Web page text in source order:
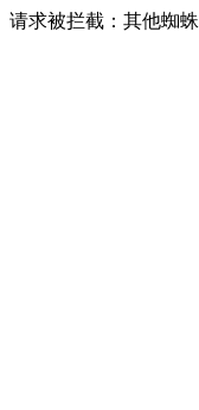
请求被拦截：其他蜘蛛